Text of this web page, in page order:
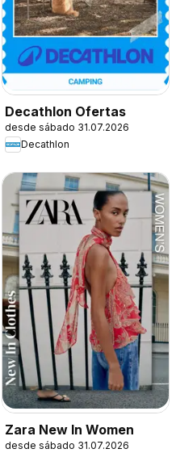
Decathlon Ofertas
desde sábado 31.07.2026
Decathlon
Zara New In Women
desde sábado 31.07.2026